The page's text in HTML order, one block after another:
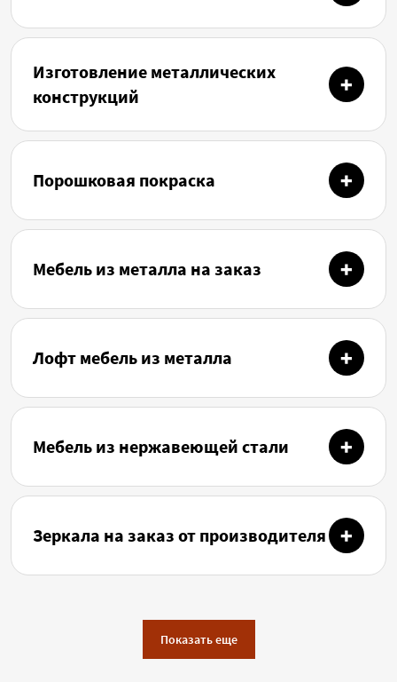
Изготовление металлических
конструкций
Порошковая покраска
Мебель из металла на заказ
Лофт мебель из металла
Мебель из нержавеющей стали
Зеркала на заказ от производителя
Показать еще